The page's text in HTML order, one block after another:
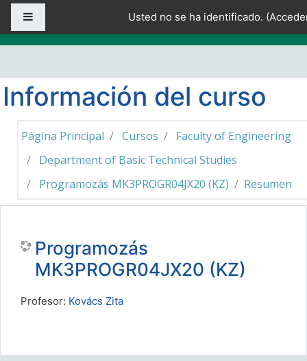
Salta al contenido principal
Usted no se ha identificado. (
Información del curso
Página Principal Cursos
Faculty of Engineering
Department of Basic Technical Studies
Programozás MK3PROGR04JX20 (KZ)
Resumen
Programozás
MK3PROGR04JX20 (KZ)
Profesor: Kovács Zita